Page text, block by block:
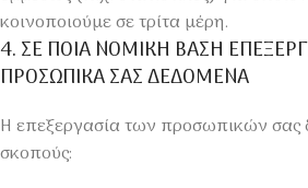
κοινοποιούμε σε τρίτα μέρη.
4. ΣΕ ΠΟΙΑ ΝΟΜΙΚΗ ΒΑΣΗ
ΠΡΟΣΩΠΙΚΑ ΣΑΣ ΔΕΔΟΜΕΝΑ
Η επεξεργασία των προσωπικών σας
σκοπούς: